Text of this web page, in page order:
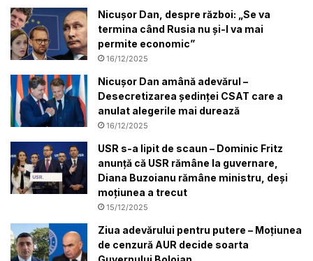
Nicușor Dan, despre război: „Se va
termina când Rusia nu și-l va mai
permite economic”
16/12/2025
Nicușor Dan amână adevărul –
Desecretizarea ședinței CSAT care a
anulat alegerile mai durează
16/12/2025
USR s-a lipit de scaun – Dominic Fritz
anunță că USR rămâne la guvernare,
Diana Buzoianu rămâne ministru, deși
moțiunea a trecut
15/12/2025
Ziua adevărului pentru putere – Moțiunea
de cenzură AUR decide soarta